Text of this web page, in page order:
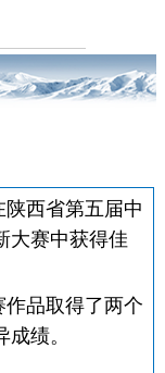
西省第五届中
大赛中获得佳
品取得了两个
绩。